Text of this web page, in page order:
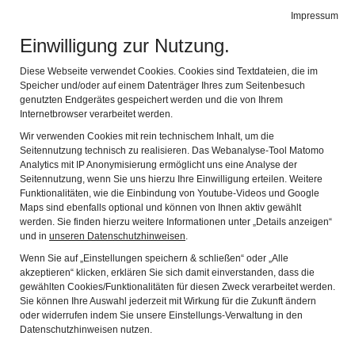
Impressum
Einwilligung zur Nutzung.
Diese Webseite verwendet Cookies. Cookies sind Textdateien, die im
Speicher und/oder auf einem Datenträger Ihres zum Seitenbesuch
genutzten Endgerätes gespeichert werden und die von Ihrem
Internetbrowser verarbeitet werden.
Wir verwenden Cookies mit rein technischem Inhalt, um die
Seitennutzung technisch zu realisieren. Das Webanalyse-Tool Matomo
Analytics mit IP Anonymisierung ermöglicht uns eine Analyse der
Seitennutzung, wenn Sie uns hierzu Ihre Einwilligung erteilen. Weitere
Funktionalitäten, wie die Einbindung von Youtube-Videos und Google
Maps sind ebenfalls optional und können von Ihnen aktiv gewählt
werden. Sie finden hierzu weitere Informationen unter „Details anzeigen“
und in unseren Datenschutzhinweisen.
Wenn Sie auf „Einstellungen speichern & schließen“ oder „Alle
akzeptieren“ klicken, erklären Sie sich damit einverstanden, dass die
gewählten Cookies/Funktionalitäten für diesen Zweck verarbeitet werden.
Sie können Ihre Auswahl jederzeit mit Wirkung für die Zukunft ändern
oder widerrufen indem Sie unsere Einstellungs-Verwaltung in den
Datenschutzhinweisen nutzen.
MUSEUMSERÖFFNUNG - 06.06.2020
Das Bergbaumuseum sollte eigentlich am 2. Mai 2020
wieder eröffnen. Corona bedingt war dies aber leider nicht
möglich. Aber seit Samstag, 6. Juni 2020, ist unser